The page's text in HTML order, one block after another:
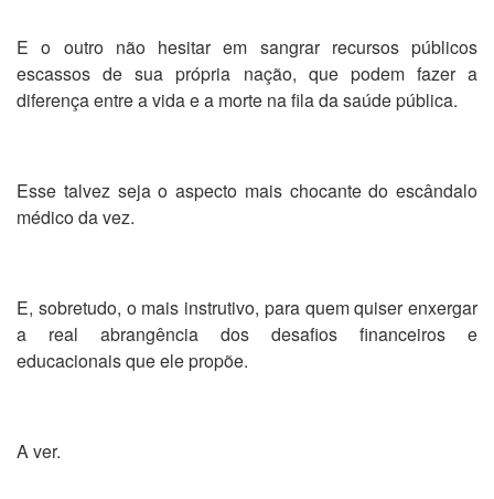
E o outro não hesitar em sangrar recursos públicos
escassos de sua própria nação, que podem fazer a
diferença entre a vida e a morte na fila da saúde pública.
Esse talvez seja o aspecto mais chocante do escândalo
médico da vez.
E, sobretudo, o mais instrutivo, para quem quiser enxergar
a real abrangência dos desafios financeiros e
educacionais que ele propõe.
A ver.